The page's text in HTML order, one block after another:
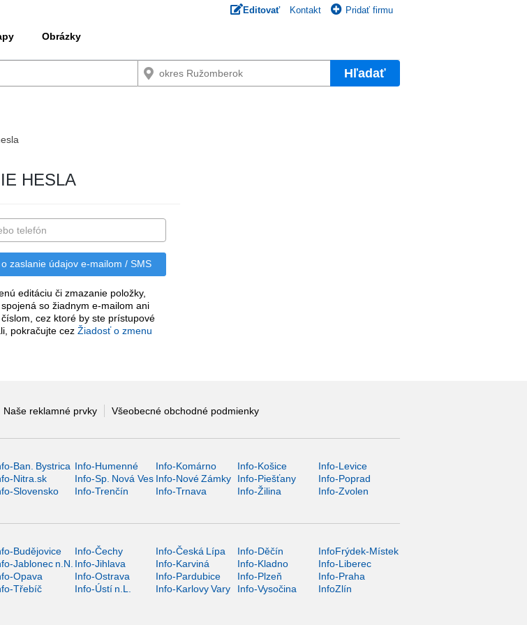
Editovať Kontakt Pridať firmu
Obrázky
Hľadať
HESLA
editáciu či zmazanie položky,
so žiadnym e-mailom ani
cez ktoré by ste prístupové
pokračujte cez Žiadosť o zmenu
Naše reklamné prvky Všeobecné obchodné podmienky
Ban. Bystrica Info-Humenné Info-Komárno Info-Košice
Info-Levice
Nitra.sk Info-Sp. Nová Ves Info-Nové Zámky Info-Piešťany
Info-Poprad
Slovensko Info-Trenčín Info-Trnava Info-Žilina Info-Zvolen
Budějovice Info-Čechy Info-Česká Lípa Info-Děčín
InfoFrýdek-Místek
Jablonec n.N. Info-Jihlava Info-Karviná Info-Kladno
Info-Liberec
Opava Info-Ostrava Info-Pardubice Info-Plzeň
Info-Praha
Třebíč Info-Ústí n.L. Info-Karlovy Vary Info-Vysočina InfoZlín